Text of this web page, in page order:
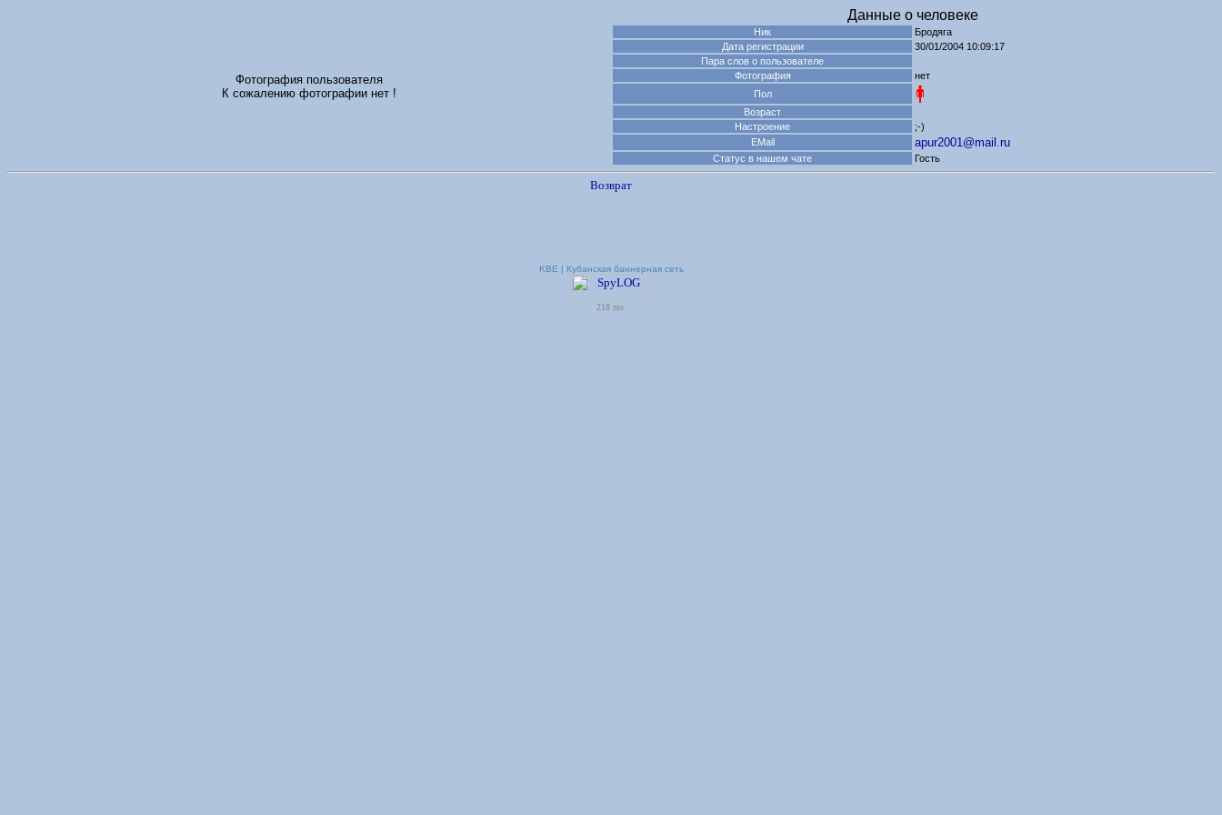
Фотография пользователя
К сожалению фотографии нет !
Данные о человеке
Ник
Бродяга
Дата регистрации
30/01/2004 10:09:17
Пара слов о пользователе
Фотография
нет
Пол
Возраст
Настроение
;-)
EMail
apur2001@mail.ru
Статус в нашем чате Гость
Возврат
KBE | Кубанская баннерная сеть
218 ms.